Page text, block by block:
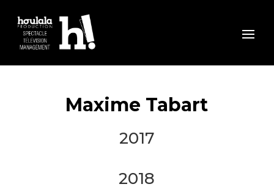
Maxime Tabart
2017
2018